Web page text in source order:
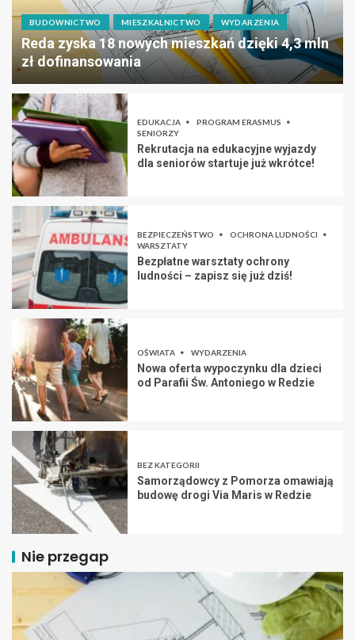
BUDOWNICTWO MIESZKALNICTWO WYDARZENIA
Reda zyska 18 nowych mieszkań dzięki 4,3 mln
zł dofinansowania
EDUKACJA
PROGRAM ERASMUS
SENIORZY
Rekrutacja na edukacyjne wyjazdy
dla seniorów startuje już wkrótce!
BEZPIECZEŃSTWO
OCHRONA LUDNOŚCI
WARSZTATY
Bezpłatne warsztaty ochrony
ludności – zapisz się już dziś!
OŚWIATA WYDARZENIA
Nowa oferta wypoczynku dla dzieci
od Parafii Św. Antoniego w Redzie
BEZ KATEGORII
Samorządowcy z Pomorza omawiają
budowę drogi Via Maris w Redzie
Nie przegap